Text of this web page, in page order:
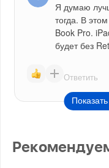
Я думаю
тогда. В
Book Pro.
будет без
Ответить